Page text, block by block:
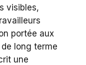
visibles,
portée aux
long terme
une